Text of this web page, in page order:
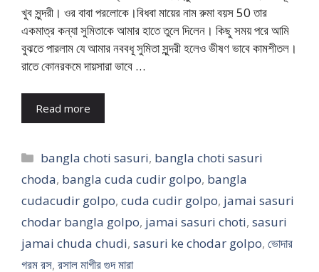
খুব সুন্দরী। ওর বাবা পরলোকে।বিধবা মায়ের নাম রুমা বয়স 50 তার
একমাত্র কন্যা সুমিতাকে আমার হাতে তুলে দিলেন। কিছু সময় পরে আমি
বুঝতে পারলাম যে আমার নববধূ সুমিতা সুন্দরী হলেও ভীষণ ভাবে কামশীতল।
রাতে কোনরকমে দায়সারা ভাবে …
Read more
Categories
bangla choti sasuri, bangla choti sasuri
choda, bangla cuda cudir golpo, bangla
cudacudir golpo, cuda cudir golpo, jamai sasuri
chodar bangla golpo, jamai sasuri choti, sasuri
jamai chuda chudi, sasuri ke chodar golpo, ভোদার
গরম রস, রসাল মাগীর গুদ মারা